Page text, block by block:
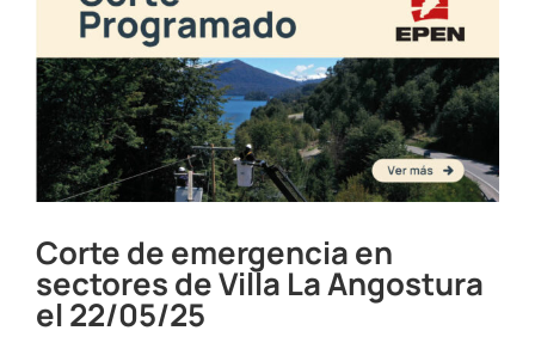
de
los
Sauces
el
30/05/2025
Corte de emergencia en
sectores de Villa La Angostura
el 22/05/25